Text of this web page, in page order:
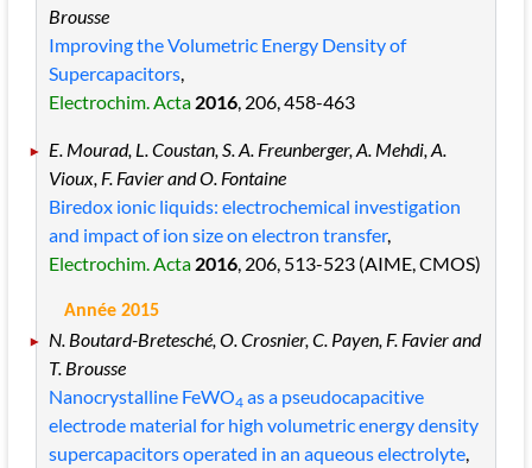
Brousse
Improving the Volumetric Energy Density of
Supercapacitors,
Electrochim. Acta2016, 206, 458-463
E. Mourad, L. Coustan, S. A. Freunberger, A. Mehdi, A.
Vioux, F. Favier and O. Fontaine
Biredox ionic liquids: electrochemical investigation
and impact of ion size on electron transfer,
Electrochim. Acta2016, 206, 513-523(AIME, CMOS)
Année 2015
N. Boutard-Bretesché, O. Crosnier, C. Payen, F. Favier and
T. Brousse
Nanocrystalline FeWO4 as a pseudocapacitive
electrode material for high volumetric energy density
supercapacitors operated in an aqueous electrolyte,